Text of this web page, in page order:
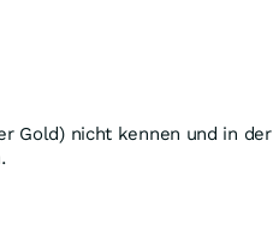
Gold) nicht kennen und in der